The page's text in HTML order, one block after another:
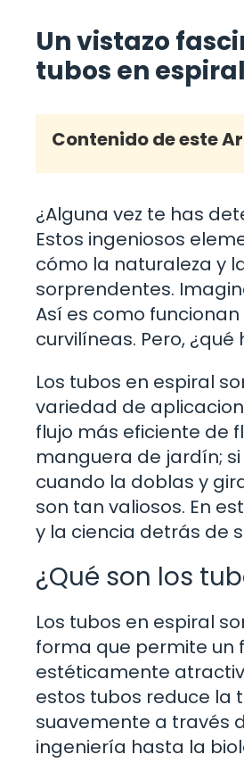
Un vistazo
tubos en espiral
Contenido de este
¿Alguna vez te has
Estos ingeniosos
cómo la naturaleza y
sorprendentes.
Así es como
curvilíneas. Pero,
Los tubos en espiral
variedad de
flujo más eficiente de
manguera de jardín;
cuando la doblas y
son tan valiosos. En
y la ciencia detrás de
¿Qué son los
Los tubos en espiral
forma que permite un
estéticamente
estos tubos reduce la
suavemente a través
ingeniería hasta la